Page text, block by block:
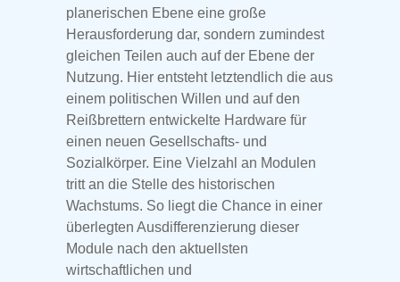
planerischen Ebene eine große
Herausforderung dar, sondern zumindest
gleichen Teilen auch auf der Ebene der
Nutzung. Hier entsteht letztendlich die aus
einem politischen Willen und auf den
Reißbrettern entwickelte Hardware für
einen neuen Gesellschafts- und
Sozialkörper. Eine Vielzahl an Modulen
tritt an die Stelle des historischen
Wachstums. So liegt die Chance in einer
überlegten Ausdifferenzierung dieser
Module nach den aktuellsten
wirtschaftlichen und